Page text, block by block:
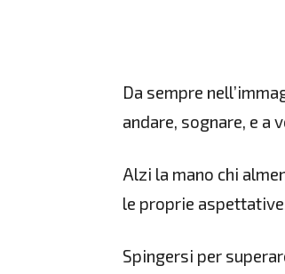
Da sempre
andare, sognare, e a
Alzi la mano chi
le proprie
Spingersi per